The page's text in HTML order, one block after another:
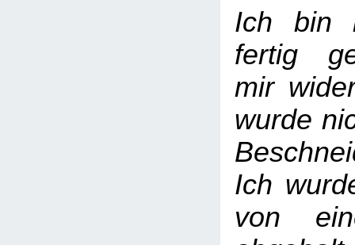
Ich bin
fertig
mir
wurde
Ich
von